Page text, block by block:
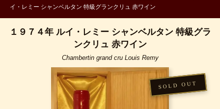
イ・レミー シャンベルタン 特級グランクリュ 赤ワイン
１９７４年 ルイ・レミー シャンベルタン 特級グラ
ンクリュ 赤ワイン
Chambertin grand cru Louis Remy